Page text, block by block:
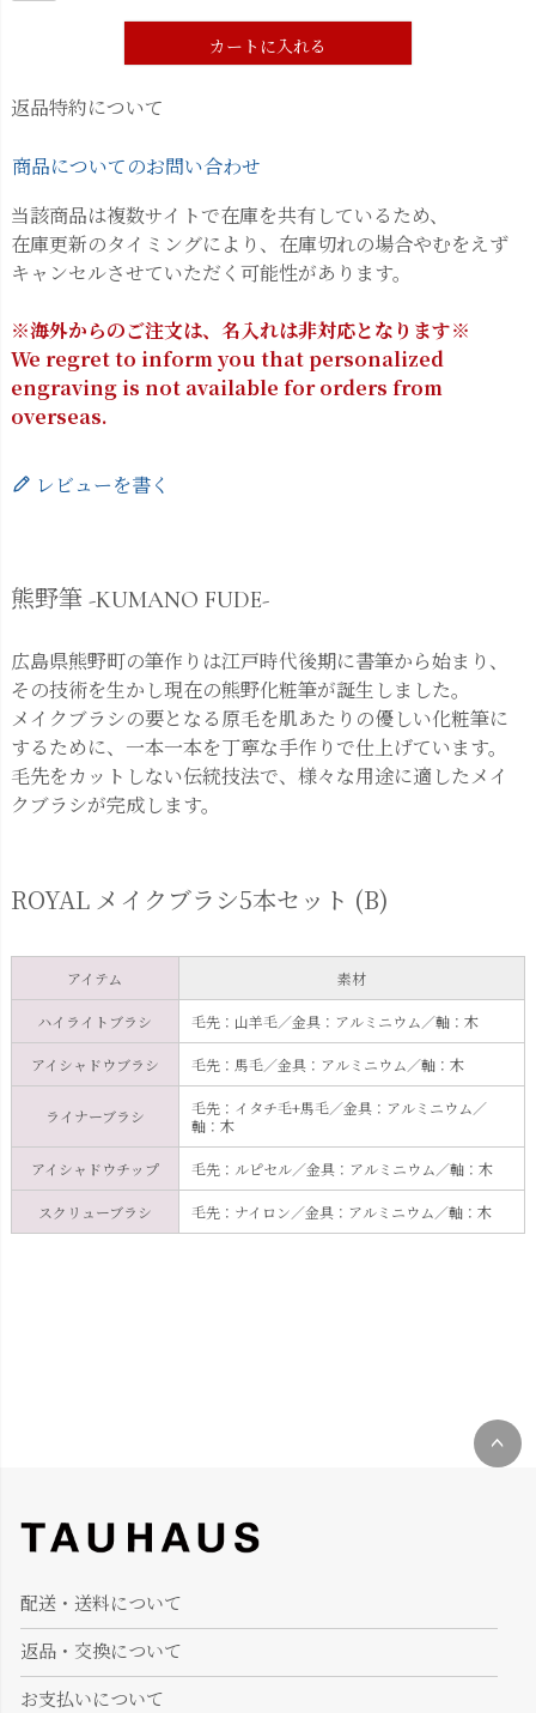
カートに入れる
返品特約について
商品についてのお問い合わせ
当該商品は複数サイトで在庫を共有しているため、
在庫更新のタイミングにより、在庫切れの場合やむをえず
キャンセルさせていただく可能性があります。
※海外からのご注文は、名入れは非対応となります※
We regret to inform you that personalized
engraving is not available for orders from
overseas.
レビューを書く
熊野筆 -KUMANO FUDE-
広島県熊野町の筆作りは江戸時代後期に書筆から始まり、
その技術を生かし現在の熊野化粧筆が誕生しました。
メイクブラシの要となる原毛を肌あたりの優しい化粧筆に
するために、一本一本を丁寧な手作りで仕上げています。
毛先をカットしない伝統技法で、様々な用途に適したメイ
クブラシが完成します。
ROYAL メイクブラシ5本セット (B)
アイテム 素材
ハイライトブラシ 毛先：山羊毛／金具：アルミニウム／軸：木
アイシャドウブラシ 毛先：馬毛／金具：アルミニウム／軸：木
ライナーブラシ
毛先：イタチ毛+馬毛／金具：アルミニウム／
軸：木
アイシャドウチップ 毛先：ルピセル／金具：アルミニウム／軸：木
スクリューブラシ 毛先：ナイロン／金具：アルミニウム／軸：木
配送・送料について
返品・交換について
お支払いについて